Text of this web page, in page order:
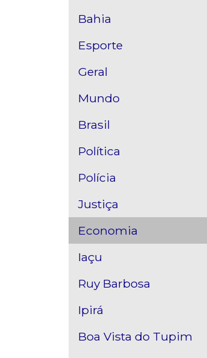
Bahia
Esporte
Geral
Mundo
Brasil
Política
Polícia
Justiça
Economia
Iaçu
Ruy Barbosa
Ipirá
Boa Vista do Tupim